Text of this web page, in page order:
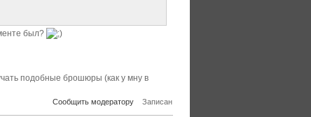
был?
подобные брошюры (как у мну в
Сообщить модератору Записан